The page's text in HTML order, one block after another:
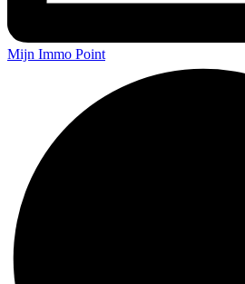
Mijn Immo Point